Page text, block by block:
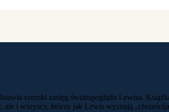
szeroki zasięg światopoglądu Lewisa.
i wszyscy, którzy jak Lewis wyznają